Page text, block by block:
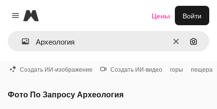
Close menu
Magnific
ОчиститьПоиск
Цены Войти
Создать ИИ-изображение Создать ИИ-видео горы пещера
Фото По Запросу Археология